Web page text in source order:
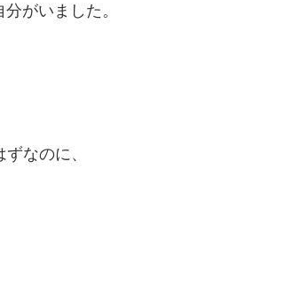
がいました。
なのに、